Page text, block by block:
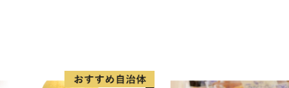
りますようお願い申し上げますとともに、大仙